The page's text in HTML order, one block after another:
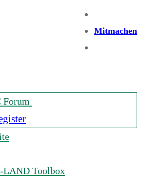
Mitmachen
Forum
LAND Toolbox